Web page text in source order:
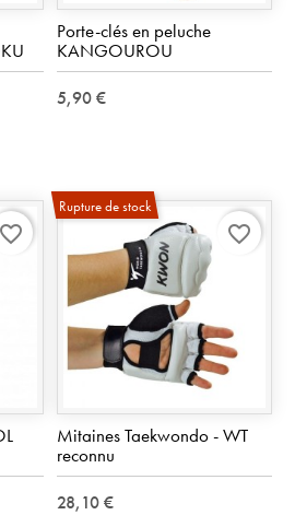
Porte-clés en peluche
KANGOUROU
5,90 €
favorite_border
Rupture de stock
Mitaines Taekwondo - WT
reconnu
28,10 €
favorite_border